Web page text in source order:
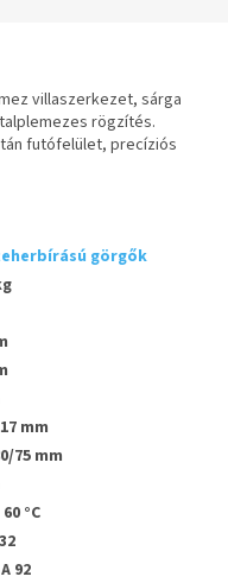
villaszerkezet, sárga
rögzítés.
futófelület, precíziós
görgők
mm
75 mm
°C
92